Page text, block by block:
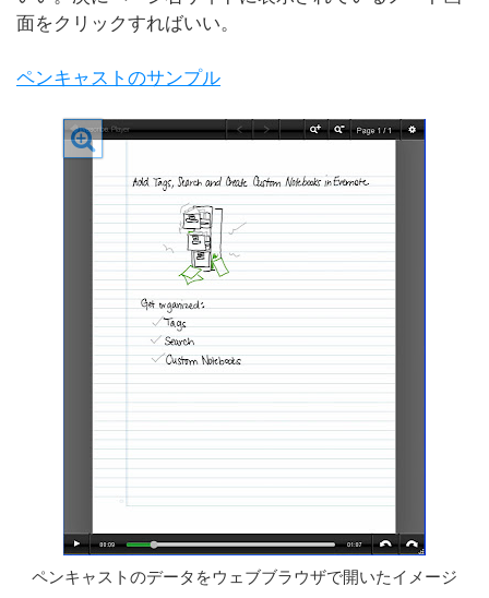
面をクリックすればいい。
ペンキャストのサンプル
ペンキャストのデータをウェブブラウザで開いたイメージ